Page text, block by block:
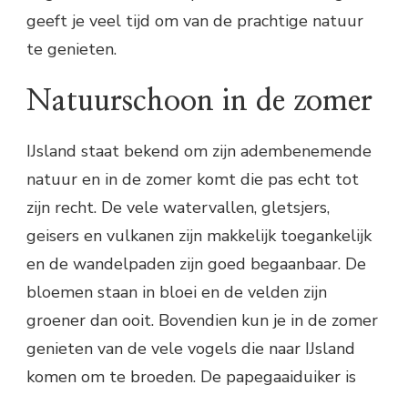
geeft je veel tijd om van de prachtige natuur
te genieten.
Natuurschoon in de zomer
IJsland staat bekend om zijn adembenemende
natuur en in de zomer komt die pas echt tot
zijn recht. De vele watervallen, gletsjers,
geisers en vulkanen zijn makkelijk toegankelijk
en de wandelpaden zijn goed begaanbaar. De
bloemen staan in bloei en de velden zijn
groener dan ooit. Bovendien kun je in de zomer
genieten van de vele vogels die naar IJsland
komen om te broeden. De papegaaiduiker is